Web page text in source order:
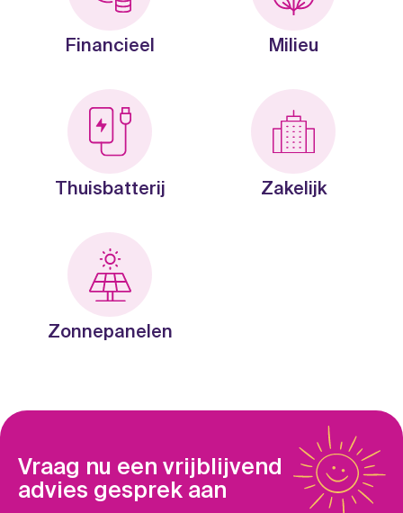
Financieel Milieu
Thuisbatterij Zakelijk
Zonnepanelen
Vraag nu een vrijblijvend
advies gesprek aan